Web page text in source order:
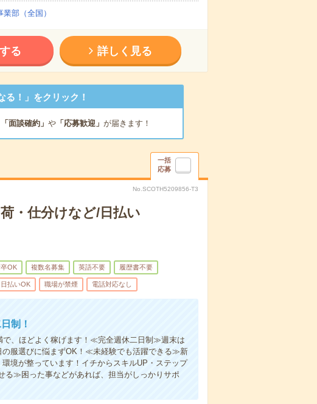
部（全国）
る 詳しく見る
！」をクリック！
「面談確約」 や「応募歓迎」 が届きます！
一括
応募
No.SCOTH5209856-T3
・仕分けなど/日払い
OK 複数名募集 英語不要 履歴書不要
日払いOK 職場が禁煙 電話対応なし
制！
、ほどよく稼げます！≪完全週休二日制≫週末は
の服選びに悩まずOK！≪未経験でも活躍できる≫新
境が整っています！イチからスキルUP・ステップ
る≫困った事などがあれば、担当がしっかりサポ